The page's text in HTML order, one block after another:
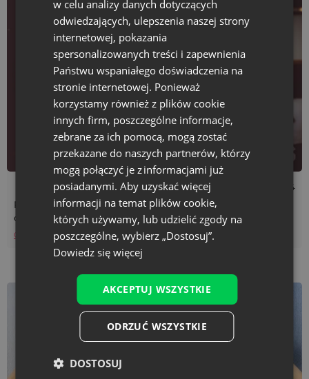
Czas czytania: 2 min 07/03/2024
Packing design w twoim hotelu czyli dbaj o branding
opakowań!
Czytaj więcej
w celu analizy danych dotyczących
odwiedzających, ulepszenia naszej strony
internetowej, pokazania
spersonalizowanych treści i zapewnienia
Państwu wspaniałego doświadczenia na
stronie internetowej. Ponieważ
korzystamy również z plików cookie
innych firm, poszczególne informacje,
zebrane za ich pomocą, mogą zostać
przekazane do naszych partnerów, którzy
mogą połączyć je z informacjami już
posiadanymi. Aby uzyskać więcej
informacji na temat plików cookie,
których używamy, lub udzielić zgody na
poszczególne, wybierz „Dostosuj”.
Dowiedz się więcej
AKCEPTUJ WSZYSTKIE
ODRZUĆ WSZYSTKIE
DOSTOSUJ